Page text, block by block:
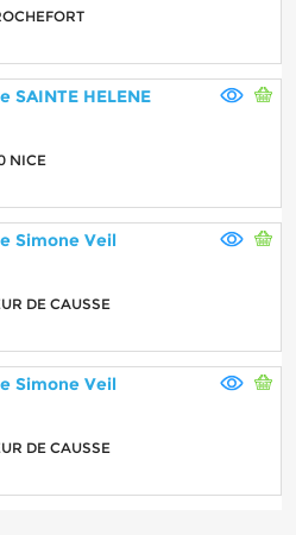
SAINTE HELENE
NICE
Simone Veil
DE CAUSSE
Simone Veil
DE CAUSSE